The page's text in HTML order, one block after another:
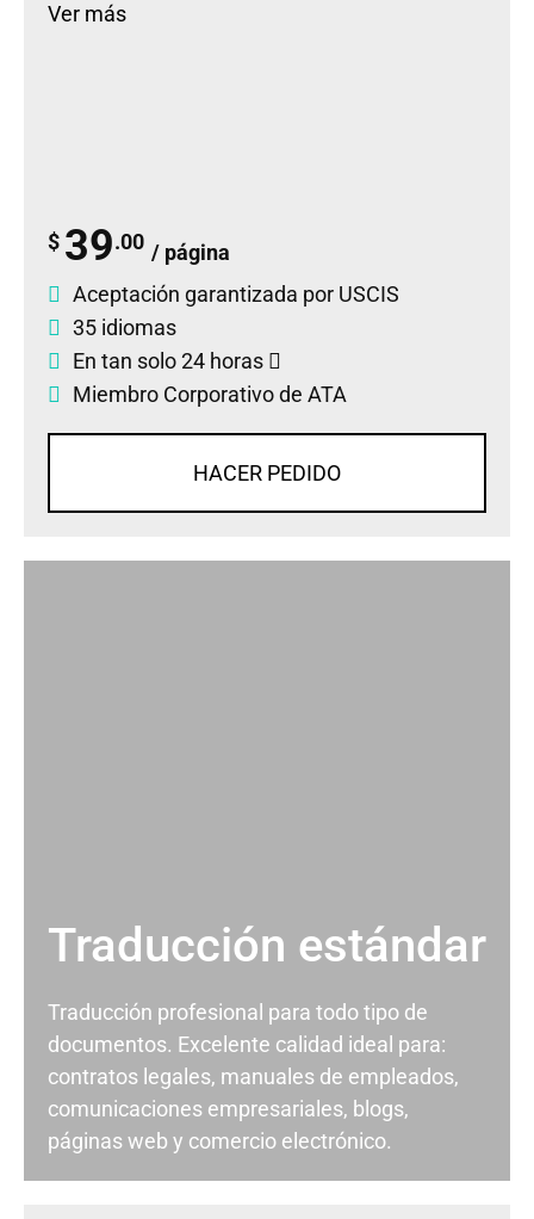
Ver más
$ 39.00 / página
Aceptación garantizada por USCIS
35 idiomas
En tan solo 24 horas
Miembro Corporativo de ATA
HACER PEDIDO
Traducción estándar
Traducción profesional para todo tipo de
documentos. Excelente calidad ideal para:
contratos legales, manuales de empleados,
comunicaciones empresariales, blogs,
páginas web y comercio electrónico.